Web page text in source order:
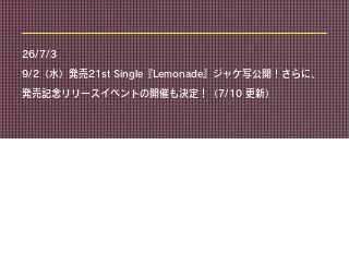
26/7/3
9/2（水）発売21st Single『Lemonade』ジャケ写公開！さらに、
発売記念リリースイベントの開催も決定！（7/10 更新）
9/2（水）発売21st Single『Lemonade』ジャケ写公開！さらに、発売記念リリースイベントの開催も決定！（7/10 更新）